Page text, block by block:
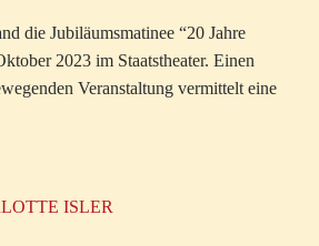
die Jubiläumsmatinee “20 Jahre
2023 im Staatstheater. Einen
Veranstaltung vermittelt eine
ISLER